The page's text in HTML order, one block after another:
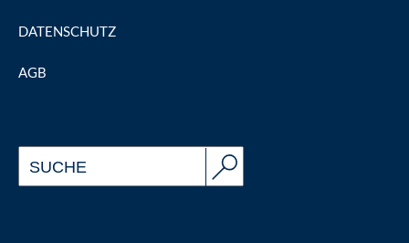
DATENSCHUTZ
AGB